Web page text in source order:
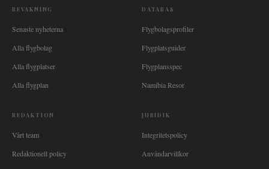
BEVAKNING
Senaste nyheterna
Alla flygbolag
Alla flygplatser
Alla flygplan
DATABAS
Flygbolagsprofiler
Flygplatsguider
Flygplansspec
Namibia Resor
REDAKTION
Vårt team
Redaktionell policy
JURIDIK
Integritetspolicy
Användarvillkor